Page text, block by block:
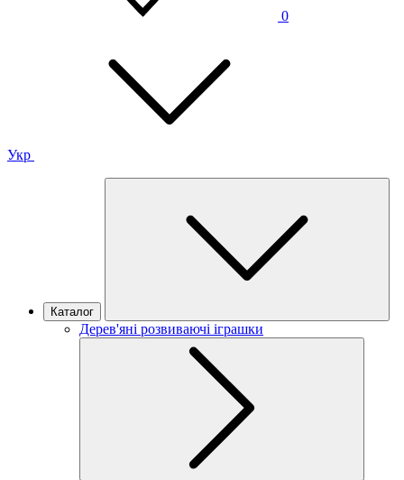
0
Укр
Каталог
Дерев'яні розвиваючі іграшки